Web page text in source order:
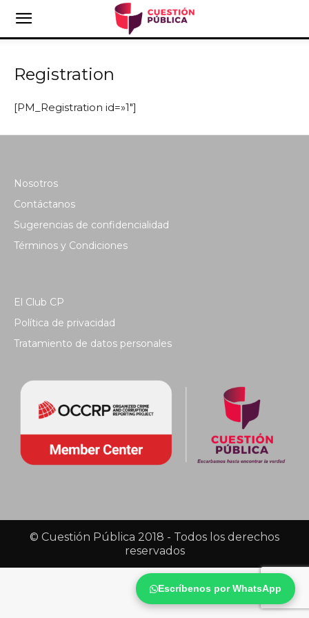
Escríbenos por WhatsApp
Registration
[PM_Registration id=»1″]
Nosotros
Contáctanos
Sugerencias de confidencialidad
Términos y Condiciones
El Club CP
Política de privacidad
Tratamiento de datos personales
© Cuestión Pública 2018 - Todos los derechos
reservados